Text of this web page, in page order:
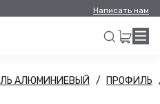
Написать нам
Искать
АЛЮМИНИЕВЫЙ ПРОФИЛЬ